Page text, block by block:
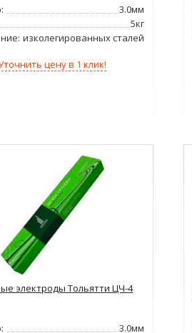
3.0мм
5кг
низколегированных сталей
цену в 1 клик!
электроды Тольятти ЦЧ-4
3.0мм